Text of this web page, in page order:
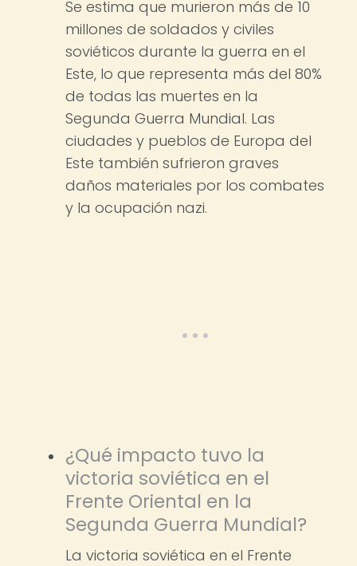
Se estima que murieron más de 10
millones de soldados y civiles
soviéticos durante la guerra en el
Este, lo que representa más del 80%
de todas las muertes en la
Segunda Guerra Mundial. Las
ciudades y pueblos de Europa del
Este también sufrieron graves
daños materiales por los combates
y la ocupación nazi.
¿Qué impacto tuvo la
victoria soviética en el
Frente Oriental en la
Segunda Guerra Mundial?
La victoria soviética en el Frente